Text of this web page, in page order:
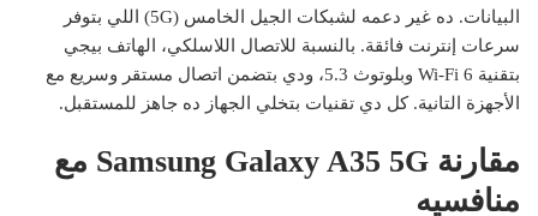
البيانات. ده غير دعمه لشبكات الجيل الخامس (5G) اللي بتوفر
سرعات إنترنت فائقة. بالنسبة للاتصال اللاسلكي، الهاتف بيجي
بتقنية Wi-Fi 6 وبلوتوث 5.3، ودي بتضمن اتصال مستقر وسريع مع
الأجهزة التانية. كل دي تقنيات بتخلي الجهاز ده جاهز للمستقبل.
مقارنة Samsung Galaxy A35 5G مع
منافسيه